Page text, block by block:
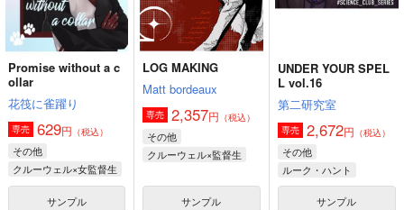
サンプル
作品詳細
サンプル
作品詳細
Promise without a c
ollar
花筏に雀躍り
専売 629円 （税込）
その他
クルーウェル×女監督生
サンプル
LOG MAKING
Matt bordeaux
専売 2,357円 （税込）
その他
クルーウェル×監督生
サンプル
UNDER YOUR SPEL
L vol.16
第二研究室
専売 2,672円 （税込）
その他
ルーク・ハント
トレイ・クローバー
サンプル